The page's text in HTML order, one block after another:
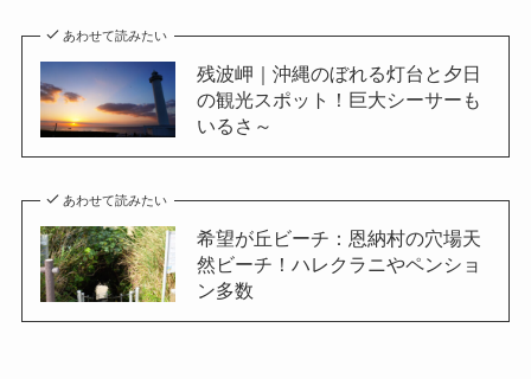
あわせて読みたい
残波岬｜沖縄のぼれる灯台と夕日
の観光スポット！巨大シーサーも
いるさ～
あわせて読みたい
希望が丘ビーチ：恩納村の穴場天
然ビーチ！ハレクラニやペンショ
ン多数